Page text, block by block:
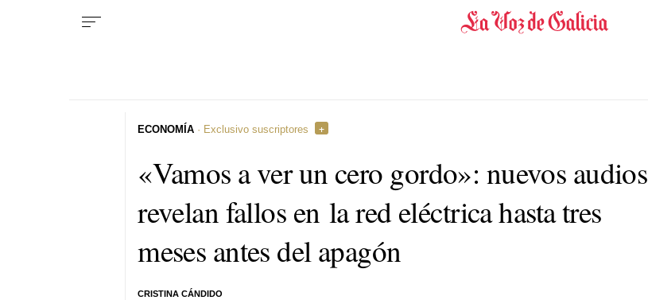
«Vamos a ver un cero gordo»: nuevos audios
revelan fallos en la red eléctrica hasta tres
meses antes del apagón
CRISTINA CÁNDIDO
ECONOMÍA · Exclusivo suscriptores